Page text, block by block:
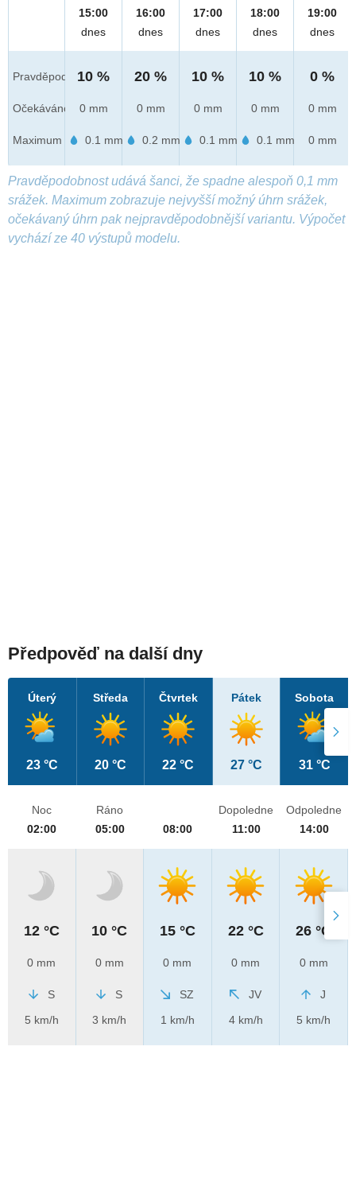
Pravděpod.
Očekáváno
Maximum
15:00
dnes
10 %
0 mm
0.1 mm
16:00
dnes
20 %
0 mm
0.2 mm
17:00
dnes
10 %
0 mm
0.1 mm
18:00
dnes
10 %
0 mm
0.1 mm
19:00
dnes
0 %
0 mm
0 mm
Pravděpodobnost udává šanci, že spadne alespoň 0,1 mm
srážek. Maximum zobrazuje nejvyšší možný úhrn srážek,
očekávaný úhrn pak nejpravděpodobnější variantu. Výpočet
vychází ze 40 výstupů modelu.
Předpověď na další dny
Úterý
23 °C
Středa
20 °C
Čtvrtek
22 °C
Pátek
27 °C
Sobota
31 °C
Noc
02:00
12 °C
0 mm
S
5 km/h
Ráno
05:00
10 °C
0 mm
S
3 km/h
08:00
15 °C
0 mm
SZ
1 km/h
Dopoledne
11:00
22 °C
0 mm
JV
4 km/h
Odpoledne
14:00
26 °C
0 mm
J
5 km/h